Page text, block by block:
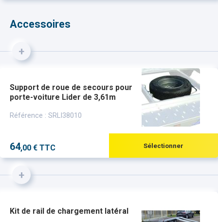
Accessoires
+
Support de roue de secours pour
porte-voiture Lider de 3,61m
Référence : SRLI38010
64,00 € TTC Sélectionner
+
Kit de rail de chargement latéral